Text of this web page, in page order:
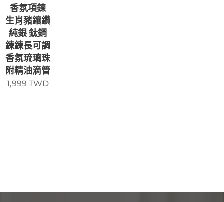
香氛項鍊
生肖豬鑲鑽
純銀 鈦鋼
鍊鍊長可調
香氛琉璃珠
附精油滴管
1,999 TWD